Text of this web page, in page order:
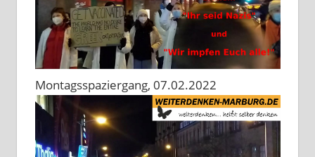
Montagsspaziergang, 07.02.2022